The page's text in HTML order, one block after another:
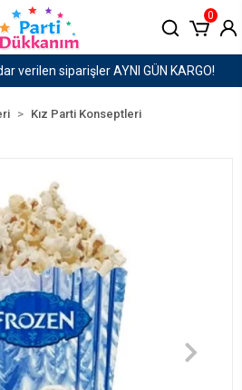
1500 TL ve Üzeri Kargo Ücretsiz!
0
Kız Parti Konseptleri